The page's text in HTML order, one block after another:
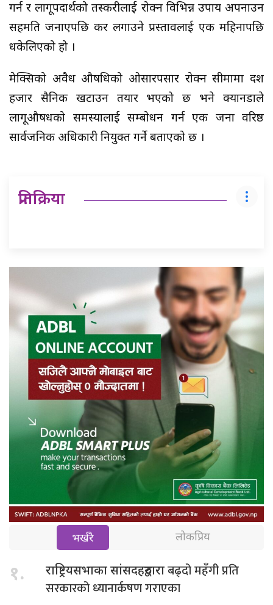
गर्न र लागूपदार्थको तस्करीलाई रोक्न विभिन्न उपाय अपनाउन
सहमति जनाएपछि कर लगाउने प्रस्तावलाई एक महिनापछि
धकेलिएको हो ।
मेक्सिको अवैध औषधिको ओसारपसार रोक्न सीमामा दश
हजार सैनिक खटाउन तयार भएको छ भने क्यानडाले
लागूऔषधको समस्यालाई सम्बोधन गर्न एक जना वरिष्ठ
सार्वजनिक अधिकारी नियुक्त गर्ने बताएको छ ।
प्रतिक्रिया
भर्खरै लोकप्रिय
१. राष्ट्रियसभाका सांसदहरुद्वाराबढ्दो महँगी प्रति
सरकारको ध्यानार्कषण गराएका